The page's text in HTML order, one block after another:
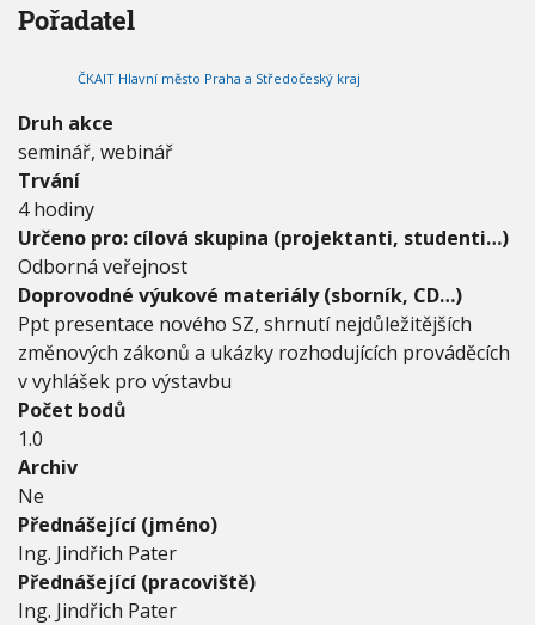
V
I
n
t
á
v
a
j
í
c
í
h
o
S
Z
a
p
ř
i
p
r
a
v
o
v
Pořadatel
ČKAIT Hlavní město Praha a Středočeský kraj
Druh akce
seminář, webinář
Trvání
4 hodiny
Určeno pro: cílová skupina (projektanti, studenti…)
Odborná veřejnost
Doprovodné výukové materiály (sborník, CD…)
Ppt presentace nového SZ, shrnutí nejdůležitějších
změnových zákonů a ukázky rozhodujících prováděcích
v vyhlášek pro výstavbu
Počet bodů
1.0
Archiv
Ne
Přednášející (jméno)
Ing. Jindřich Pater
Přednášející (pracoviště)
Ing. Jindřich Pater